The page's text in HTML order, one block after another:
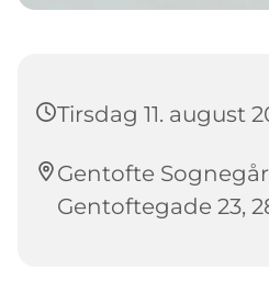
Tirsdag 11. august
Gentofte
Gentoftegade 23,